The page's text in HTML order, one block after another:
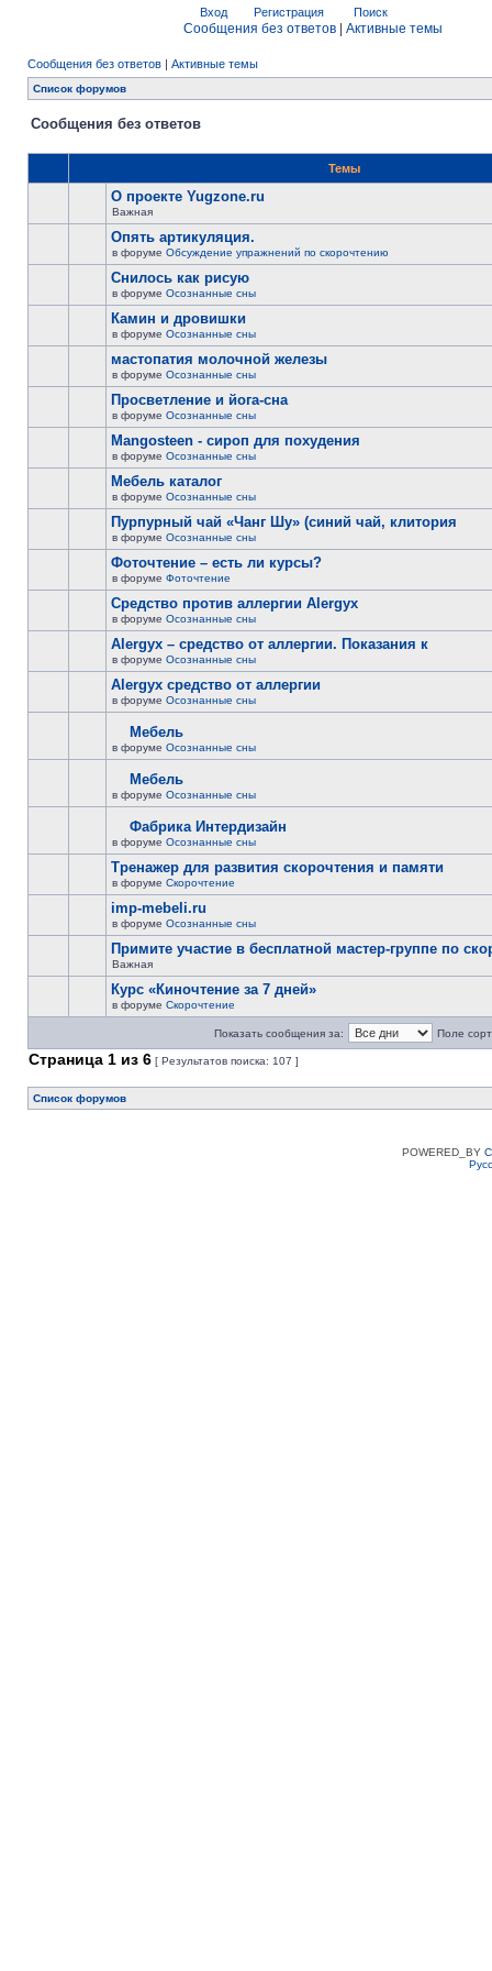
Вход Регистрация Поиск
Сообщения без ответов Активные темы
Сообщения без ответов | Активные темы
Список форумов
Сообщения без ответов
Темы
О проекте Yugzone.ru
Важная
Опять артикуляция.
в форуме Обсуждение упражнений по скорочтению
Снилось как рисую
в форуме Осознанные сны
Камин и дровишки
в форуме Осознанные сны
мастопатия молочной железы
в форуме Осознанные сны
Просветление и йога-сна
в форуме Осознанные сны
Mangosteen - сироп для похудения
в форуме Осознанные сны
Мебель каталог
в форуме Осознанные сны
Пурпурный чай «Чанг Шу» (синий чай, клитория
в форуме Осознанные сны
Фоточтение – есть ли курсы?
в форуме Фоточтение
Cредство против аллергии Alergyx
в форуме Осознанные сны
Alergyx – средство от аллергии. Показания к
в форуме Осознанные сны
Alergyx средство от аллергии
в форуме Осознанные сны
Мебель
в форуме Осознанные сны
Мебель
в форуме Осознанные сны
Фабрика Интердизайн
в форуме Осознанные сны
Тренажер для развития скорочтения и памяти
в форуме Скорочтение
imp-mebeli.ru
в форуме Осознанные сны
Примите участие в бесплатной мастер-группе по
Важная
Курс «Киночтение за 7 дней»
в форуме Скорочтение
Показать сообщения за: Поле
Страница 1 из 6 [ Результатов поиска: 107 ]
Список форумов
POWERED_BY